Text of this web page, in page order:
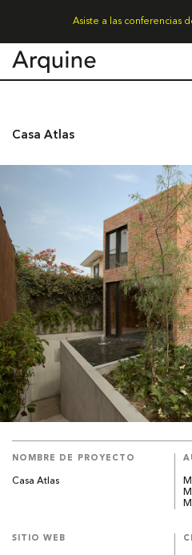
Asiste a las conferencias
Casa Atlas
NOMBRE DE PROYECTO
Casa Atlas
SITIO WEB